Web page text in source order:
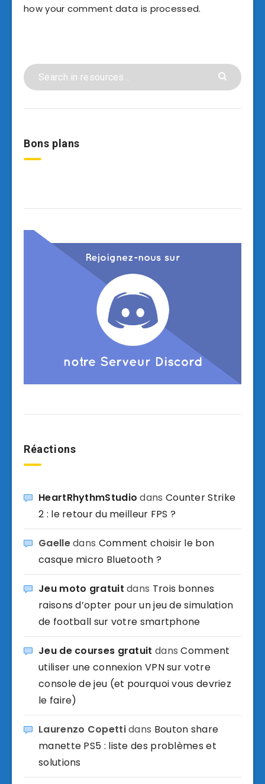
how your comment data is processed.
Bons plans
Réactions
HeartRhythmStudio dans Counter Strike
2 : le retour du meilleur FPS ?
Gaelledans Comment choisir le bon
casque micro Bluetooth ?
Jeu moto gratuit dans Trois bonnes
raisons d’opter pour un jeu de simulation
de football sur votre smartphone
Jeu de courses gratuit dansComment
utiliser une connexion VPN sur votre
console de jeu (et pourquoi vous devriez
le faire)
Laurenzo Copettidans Bouton share
manette PS5 : liste des problèmes et
solutions